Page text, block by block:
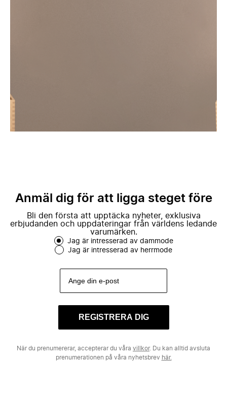
Anmäl dig för att ligga steget före
Bli den första att upptäcka nyheter, exklusiva
erbjudanden och uppdateringar från världens ledande
varumärken.
Jag är intresserad av dammode
Jag är intresserad av herrmode
REGISTRERA DIG
När du prenumererar, accepterar du våra villkor. Du kan alltid avsluta
prenumerationen på våra nyhetsbrev här.